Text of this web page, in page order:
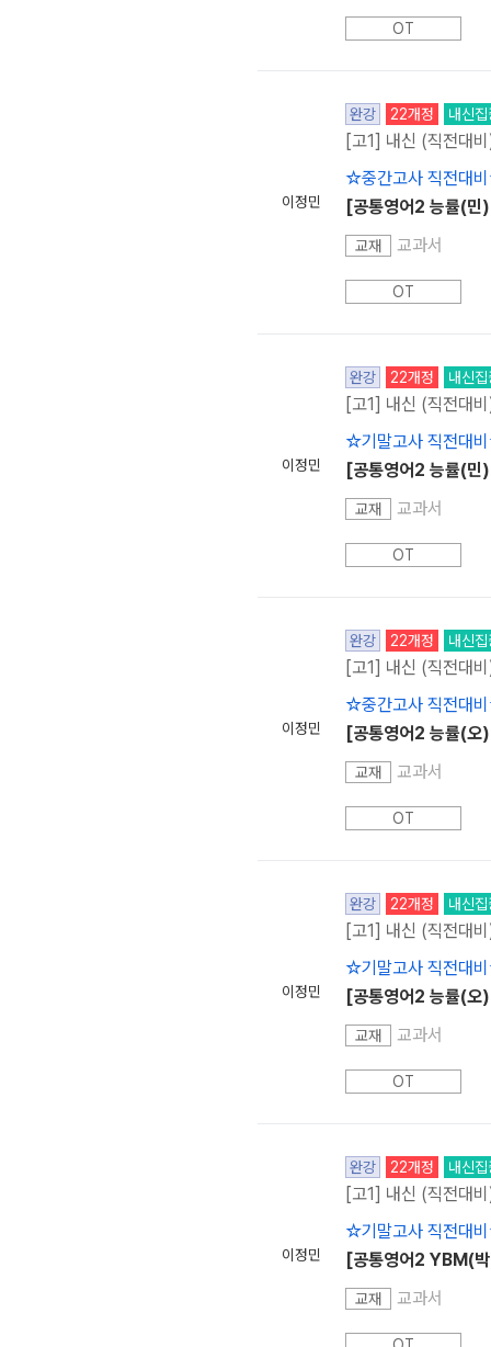
OT
이정민
완강 22개정 내신집
[고1] 내신 (직전대
☆중간고사 직전대
[공통영어2 능률(
교재 교과서
OT
이정민
완강 22개정 내신집
[고1] 내신 (직전대
☆기말고사 직전대
[공통영어2 능률(
교재 교과서
OT
이정민
완강 22개정 내신집
[고1] 내신 (직전대
☆중간고사 직전대
[공통영어2 능률(
교재 교과서
OT
이정민
완강 22개정 내신집
[고1] 내신 (직전대
☆기말고사 직전대
[공통영어2 능률(
교재 교과서
OT
이정민
완강 22개정 내신집
[고1] 내신 (직전대
☆기말고사 직전대
[공통영어2 YBM(
교재 교과서